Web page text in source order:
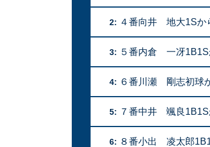
2: ４番向井 地大1S
3: ５番内倉 一冴
4: ６番川瀬 剛志初球
5: ７番中井 颯良
6: ８番小出 凌太郎